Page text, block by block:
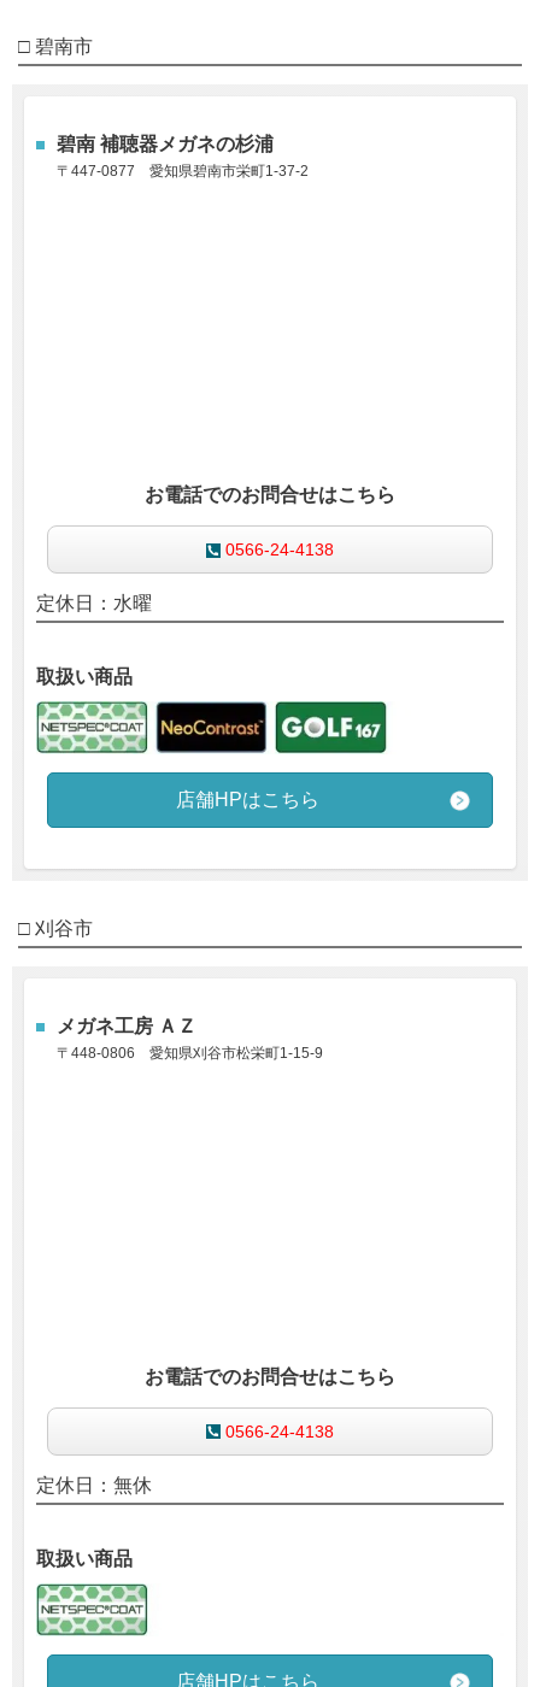
□ 碧南市
碧南 補聴器メガネの杉浦
〒447-0877 愛知県碧南市栄町1-37-2
お電話でのお問合せはこちら
0566-24-4138
定休日：水曜
取扱い商品
店舗HPはこちら
□ 刈谷市
メガネ工房 ＡＺ
〒448-0806 愛知県刈谷市松栄町1-15-9
お電話でのお問合せはこちら
0566-24-4138
定休日：無休
取扱い商品
店舗HPはこちら